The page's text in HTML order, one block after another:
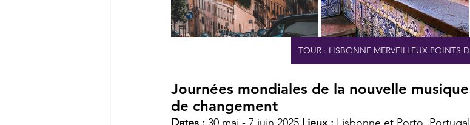
TOUR : LISBONNE MERVEILLEUX POINTS
Journées mondiales de la nouvelle
de changement